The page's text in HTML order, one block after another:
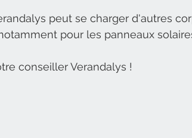
peut se charger d'autres
pour les panneaux
conseiller Verandalys !